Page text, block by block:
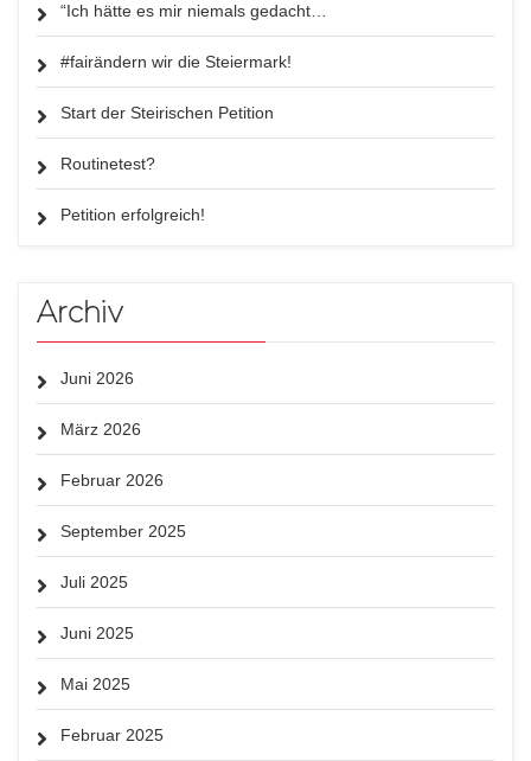
“Ich hätte es mir niemals gedacht…
#fairändern wir die Steiermark!
Start der Steirischen Petition
Routinetest?
Petition erfolgreich!
Archiv
Juni 2026
März 2026
Februar 2026
September 2025
Juli 2025
Juni 2025
Mai 2025
Februar 2025